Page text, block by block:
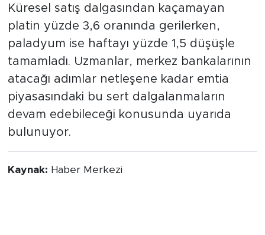
Küresel satış dalgasından kaçamayan
platin yüzde 3,6 oranında gerilerken,
paladyum ise haftayı yüzde 1,5 düşüşle
tamamladı. Uzmanlar, merkez bankalarının
atacağı adımlar netleşene kadar emtia
piyasasındaki bu sert dalgalanmaların
devam edebileceği konusunda uyarıda
bulunuyor.
Kaynak: Haber Merkezi